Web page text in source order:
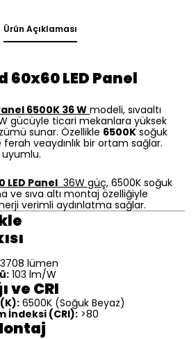
Ürün Açıklaması
60x60 LED Panel
6500K 36 W modeli, sıvaaltı
gücüyle ticari mekanlara yüksek
sunar. Özellikle 6500K soğuk
ferah veaydınlık bir ortam sağlar.
LED Panel 36W güç, 6500K soğuk
ve sıva altı montaj özelliğiyle
verimli aydınlatma sağlar.
3708 lümen
103 lm/W
ve CRI
(K): 6500K (Soğuk Beyaz)
İndeksi (CRI): >80